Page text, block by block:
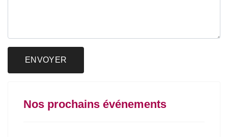
ENVOYER
Nos prochains événements